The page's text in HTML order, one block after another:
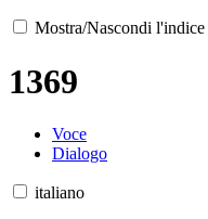
Mostra/Nascondi l'indice
1369
Voce
Dialogo
italiano